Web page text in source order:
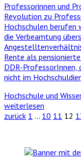
Professorinnen und
Revolution zu
Hochschulen berufen
die Verbeamtung
Rente als
DDR-ProfessorInnen,
nicht im
Hochschule und
weiterlesen
zurück 1 … 10 11 12